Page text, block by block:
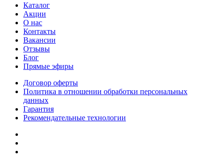
Каталог
Акции
О нас
Контакты
Вакансии
Отзывы
Блог
Прямые эфиры
Договор оферты
Политика в отношении обработки персональных
данных
Гарантия
Рекомендательные технологии